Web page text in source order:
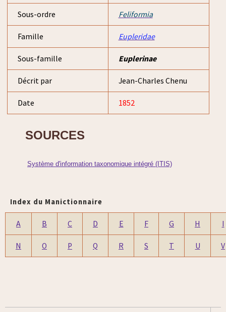
Sous-ordre Feliformia
Famille Eupleridae
Sous-famille Euplerinae
Décrit par Jean-Charles Chenu
Date 1852
SOURCES
Système d'information taxonomique intégré (ITIS)
Index du Manictionnaire
A B C D E F G H I
N O P Q R S T U V